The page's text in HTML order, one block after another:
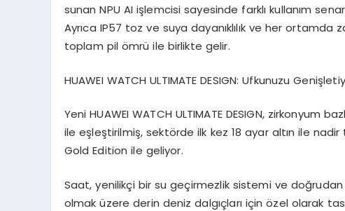
sunan NPU AI işlemcisi sayesinde farklı kullanım
Ayrıca IP57 toz ve suya dayanıklılık ve her
toplam pil ömrü ile birlikte gelir.
HUAWEI WATCH ULTIMATE DESIGN: Ufkunuzu
Yeni HUAWEI WATCH ULTIMATE DESIGN, zirkonyum
ile eşleştirilmiş, sektörde ilk kez 18 ayar altın ile
Gold Edition ile geliyor.
Saat, yenilikçi bir su geçirmezlik sistemi ve
olmak üzere derin deniz dalgıçları için özel olarak